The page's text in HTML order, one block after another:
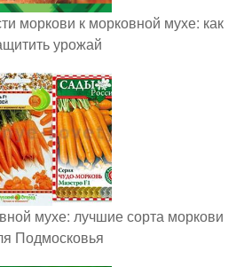
моркови к морковной мухе: как
урожай
мухе: лучшие сорта моркови
Подмосковья